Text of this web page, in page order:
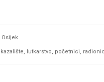
Osijek
kazalište, lutkarstvo, početnici,